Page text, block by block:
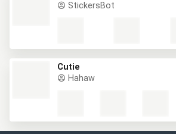
StickersBot
Cutie
Hahaw